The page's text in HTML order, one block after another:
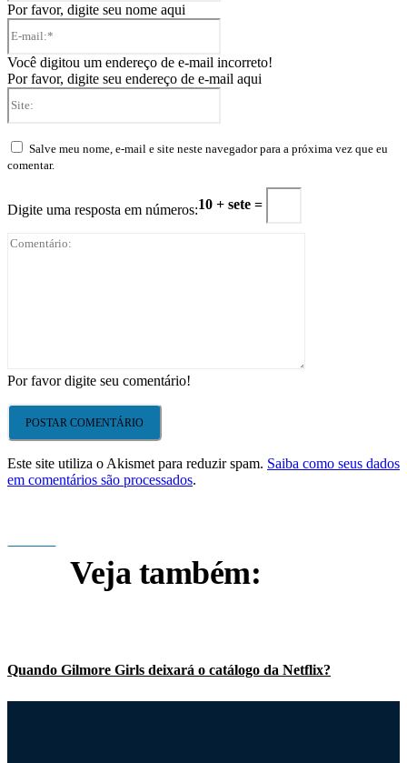
Por favor digite seu comentário!
Por favor, digite seu nome aqui
Você digitou um endereço de e-mail incorreto!
Por favor, digite seu endereço de e-mail aqui
Salve meu nome, e-mail e site neste navegador para a próxima vez que eu
comentar.
Digite uma resposta em números:10 + sete =
Este site utiliza o Akismet para reduzir spam. Saiba como seus dados
em comentários são processados.
Veja também:
Quando Gilmore Girls deixará o catálogo da Netflix?